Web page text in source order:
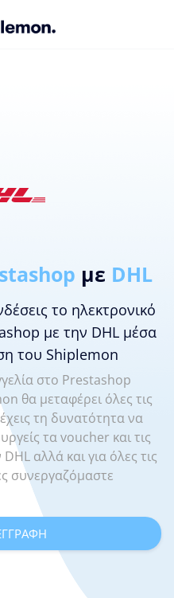
με DHL
το ηλεκτρονικό
με την DHL μέσα
του Shiplemon
στο Prestashop
θα μεταφέρει όλες τις
τη δυνατότητα να
τα voucher και τις
αλλά και για όλες τις
συνεργαζόμαστε